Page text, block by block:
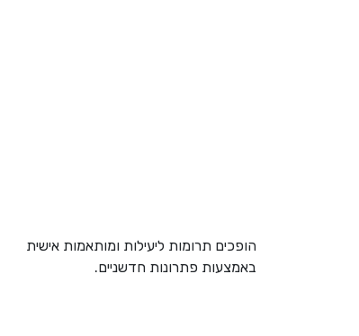
הופכים תרומות ליעילות ומותאמות אישית
באמצעות פתרונות חדשניים.